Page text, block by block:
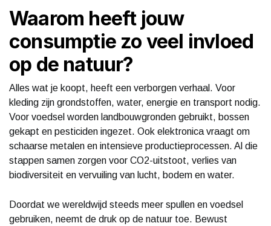
Waarom heeft jouw
consumptie zo veel invloed
op de natuur?
Alles wat je koopt, heeft een verborgen verhaal. Voor
kleding zijn grondstoffen, water, energie en transport nodig.
Voor voedsel worden landbouwgronden gebruikt, bossen
gekapt en pesticiden ingezet. Ook elektronica vraagt om
schaarse metalen en intensieve productieprocessen. Al die
stappen samen zorgen voor CO2-uitstoot, verlies van
biodiversiteit en vervuiling van lucht, bodem en water.
Doordat we wereldwijd steeds meer spullen en voedsel
gebruiken, neemt de druk op de natuur toe. Bewust